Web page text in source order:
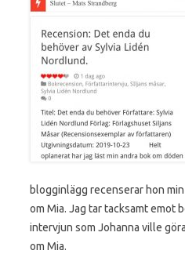
blogginlägg recenserar hon
om Mia. Jag tar tacksamt emot
intervjun som Johanna ville
om Mia.